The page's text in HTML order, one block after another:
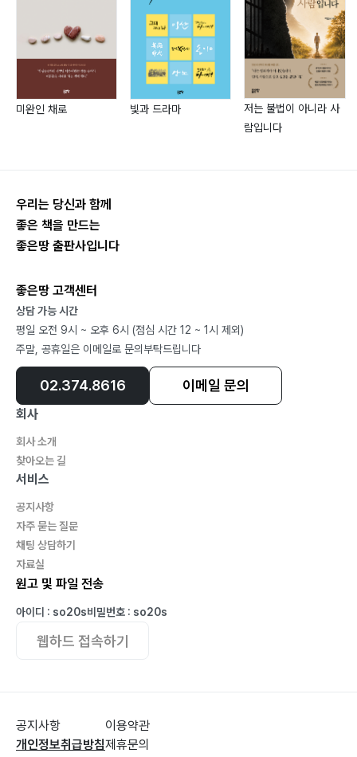
쯤?71 / 쓸쓸한 거리?73 / 정리?74 / 낡은 집?75 / 입동
즈음?76 / 입동?77 / 소한 무렵?78 / 소설(小雪)?79 /
겨우살이?80 / 동천?81 / 첫눈 내리는 날은?82 / 해빙
기?84 / 겨울?85 / 겨울나무?86 / 삼동?87 / 동안거?
88 / 송년?89
94 / 소라게?96 / 변검?97 / 먹자골목?98 / 폐경?99 /
출근?100 / 집으로?101 / 실업기?102 / 사업 구상?103
/ 해썹이 뭐간디?104 / 12월?105 / 나는 백로다?106 /
해감?110 / 일 년 농사?111 / 연기(緣起)?112 / 안부?113
미완인 채로 빛과 드라마
저는 불법이 아니라 사
람입니다
우리는 당신과 함께
좋은 책을 만드는
좋은땅 출판사입니다
좋은땅 고객센터
상담 가능 시간
평일 오전 9시 ~ 오후 6시 (점심 시간 12 ~ 1시 제외)
주말, 공휴일은 이메일로 문의부탁드립니다
02.374.8616 이메일 문의
회사
회사 소개
찾아오는 길
서비스
공지사항
자주 묻는 질문
채팅 상담하기
자료실
원고 및 파일 전송
아이디 : so20s비밀번호 : so20s
웹하드 접속하기
공지사항
개인정보취급방침
이용약관
제휴문의